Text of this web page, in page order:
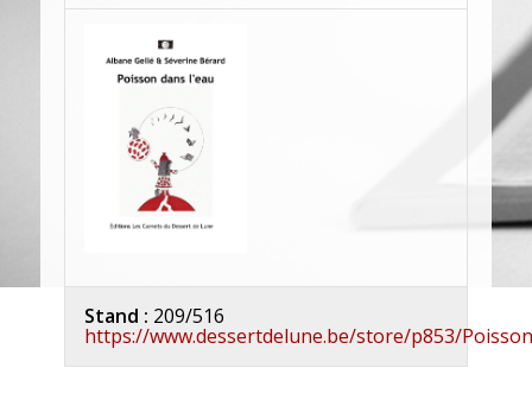
Stand : 209/516
https://www.dessertdelune.be/store/p853/